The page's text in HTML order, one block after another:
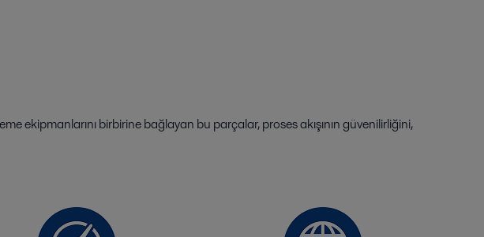
ekipmanlarını birbirine bağlayan bu parçalar, proses akışının güvenilirliğini,